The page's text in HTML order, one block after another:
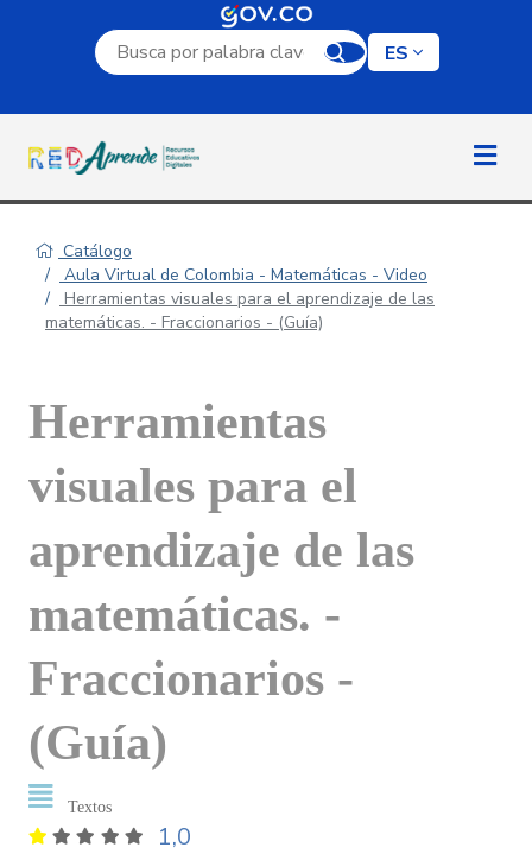
Campo de búsqueda por palabra clave
ES
Catálogo
Aula Virtual de Colombia - Matemáticas - Video
Herramientas visuales para el aprendizaje de las
matemáticas. - Fraccionarios - (Guía)
Herramientas
visuales para el
aprendizaje de las
matemáticas. -
Fraccionarios -
(Guía)
Textos
1,0